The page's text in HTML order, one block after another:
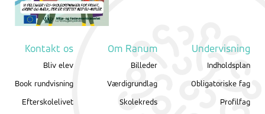
Kontakt os
Bliv elev
Book rundvisning
Efterskolelivet
Om Ranum
Billeder
Værdigrundlag
Skolekreds
Undervisning
Indholdsplan
Obligatoriske fag
Profilfag